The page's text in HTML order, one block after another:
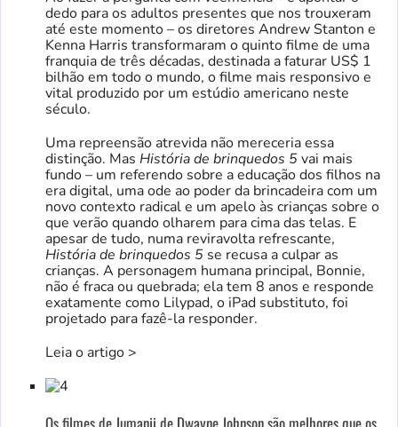
dedo para os adultos presentes que nos trouxeram
até este momento – os diretores Andrew Stanton e
Kenna Harris transformaram o quinto filme de uma
franquia de três décadas, destinada a faturar US$ 1
bilhão em todo o mundo, o filme mais responsivo e
vital produzido por um estúdio americano neste
século.
Uma repreensão atrevida não mereceria essa
distinção. Mas História de brinquedos 5vai mais
fundo – um referendo sobre a educação dos filhos na
era digital, uma ode ao poder da brincadeira com um
novo contexto radical e um apelo às crianças sobre o
que verão quando olharem para cima das telas. E
apesar de tudo, numa reviravolta refrescante,
História de brinquedos 5 se recusa a culpar as
crianças. A personagem humana principal, Bonnie,
não é fraca ou quebrada; ela tem 8 anos e responde
exatamente como Lilypad, o iPad substituto, foi
projetado para fazê-la responder.
Leia o artigo >